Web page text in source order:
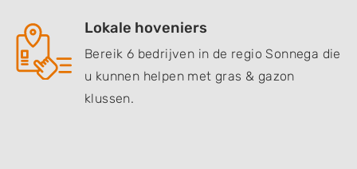
Lokale hoveniers
Bereik 6 bedrijven in de regio Sonnega die
u kunnen helpen met gras & gazon
klussen.